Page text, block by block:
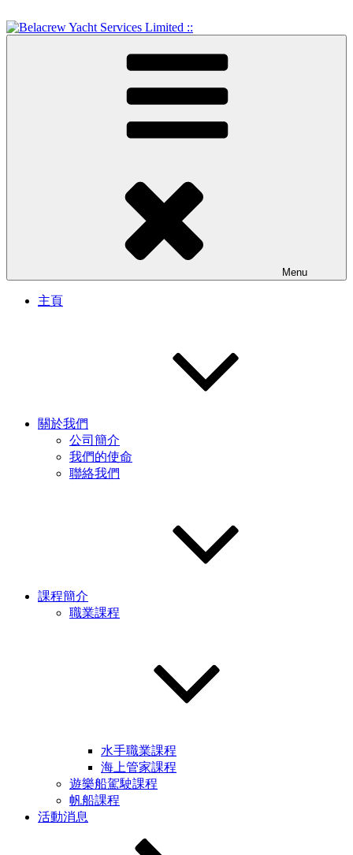
to
content
Belacrew Yacht Services
Crew Training and Yacht Service
Menu
主頁
關於我們
公司簡介
我們的使命
聯絡我們
課程簡介
職業課程
水手職業課程
海上管家課程
遊樂船駕駛課程
帆船課程
活動消息